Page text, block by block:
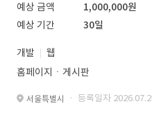
예상 금액
1,000,000원
예상 기간
30일
개발
웹
홈페이지ㆍ게시판
서울특별시 · 등록일자